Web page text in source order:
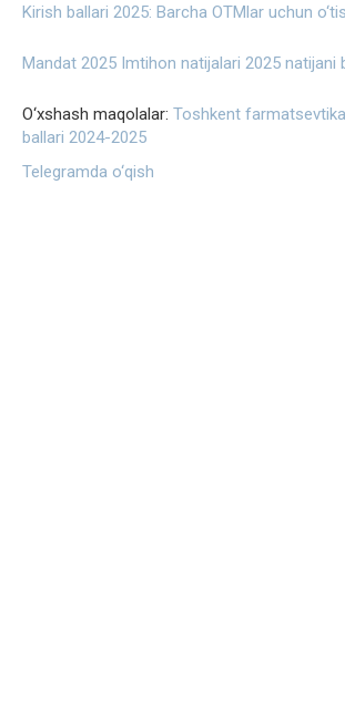
Kirish ballari 2025: Barcha OTMlar uchun
Mandat 2025 Imtihon natijalari 2025 natijani
O‘xshash maqolalar: Toshkent
ballari 2024-2025
Telegramda o‘qish